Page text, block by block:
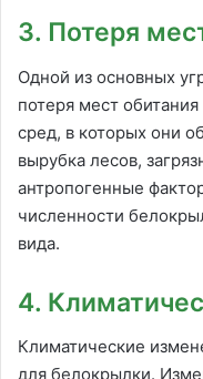
3. Потеря
Одной из основных
потеря мест
сред, в которых они
вырубка лесов,
антропогенные
численности
вида.
4.
Климатические
для белокрылки.